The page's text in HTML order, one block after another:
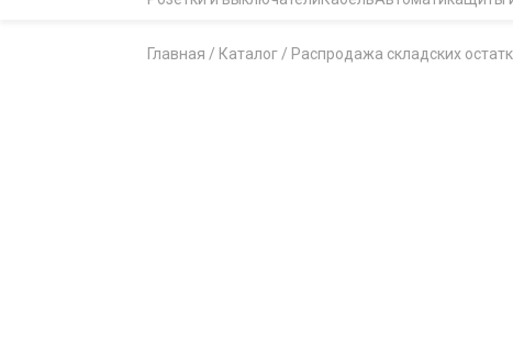
Главная / Каталог / Распродажа складских